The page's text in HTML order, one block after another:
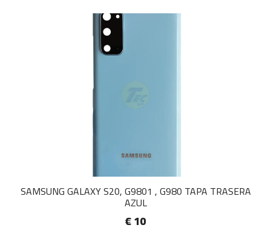
SAMSUNG GALAXY S20, G9801 , G980 TAPA TRASERA
AZUL
€ 10